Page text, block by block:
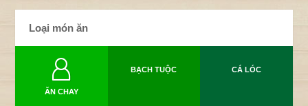
Loại món ăn
ĂN CHAY
BẠCH TUỘC CÁ LÓC